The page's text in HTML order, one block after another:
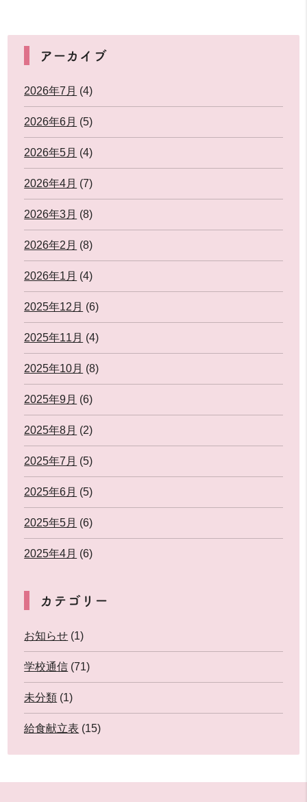
アーカイブ
2026年7月 (4)
2026年6月 (5)
2026年5月 (4)
2026年4月 (7)
2026年3月 (8)
2026年2月 (8)
2026年1月 (4)
2025年12月 (6)
2025年11月 (4)
2025年10月 (8)
2025年9月 (6)
2025年8月 (2)
2025年7月 (5)
2025年6月 (5)
2025年5月 (6)
2025年4月 (6)
カテゴリー
お知らせ (1)
学校通信 (71)
未分類 (1)
給食献立表 (15)